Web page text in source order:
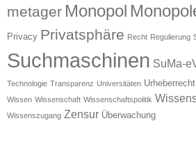
metager Monopol
Privacy Privatsphäre Recht Regulierung
Suchmaschinen SuMa-
Technologie Transparenz Universitäten Urheberrecht
Wissen Wissenschaft Wissenschaftspolitik
Wissenszugang Zensur Überwachung